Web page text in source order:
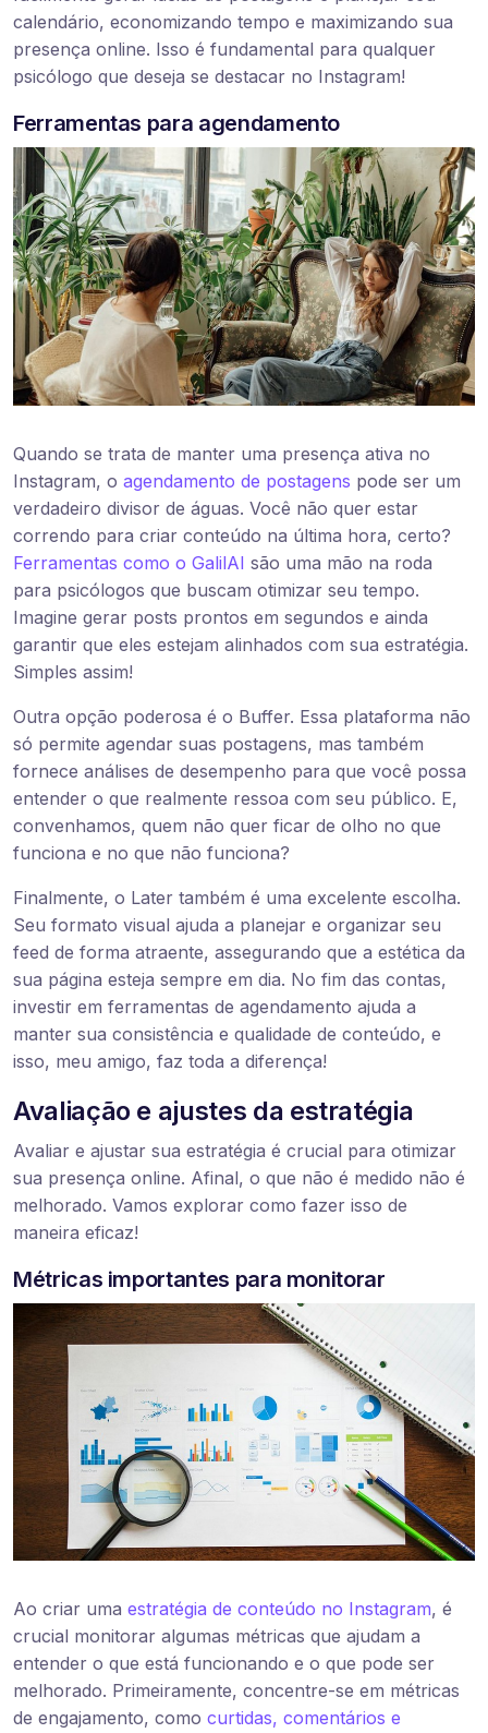
calendário, economizando tempo e maximizando sua
presença online. Isso é fundamental para qualquer
psicólogo que deseja se destacar no Instagram!
Ferramentas para agendamento
Quando se trata de manter uma presença ativa no
Instagram, o agendamento de postagens pode ser um
verdadeiro divisor de águas. Você não quer estar
correndo para criar conteúdo na última hora, certo?
Ferramentas como o GalilAI são uma mão na roda
para psicólogos que buscam otimizar seu tempo.
Imagine gerar posts prontos em segundos e ainda
garantir que eles estejam alinhados com sua estratégia.
Simples assim!
Outra opção poderosa é o Buffer. Essa plataforma não
só permite agendar suas postagens, mas também
fornece análises de desempenho para que você possa
entender o que realmente ressoa com seu público. E,
convenhamos, quem não quer ficar de olho no que
funciona e no que não funciona?
Finalmente, o Later também é uma excelente escolha.
Seu formato visual ajuda a planejar e organizar seu
feed de forma atraente, assegurando que a estética da
sua página esteja sempre em dia. No fim das contas,
investir em ferramentas de agendamento ajuda a
manter sua consistência e qualidade de conteúdo, e
isso, meu amigo, faz toda a diferença!
Avaliação e ajustes da estratégia
Avaliar e ajustar sua estratégia é crucial para otimizar
sua presença online. Afinal, o que não é medido não é
melhorado. Vamos explorar como fazer isso de
maneira eficaz!
Métricas importantes para monitorar
Ao criar uma estratégia de conteúdo no Instagram, é
crucial monitorar algumas métricas que ajudam a
entender o que está funcionando e o que pode ser
melhorado. Primeiramente, concentre-se em métricas
de engajamento, como curtidas, comentários e